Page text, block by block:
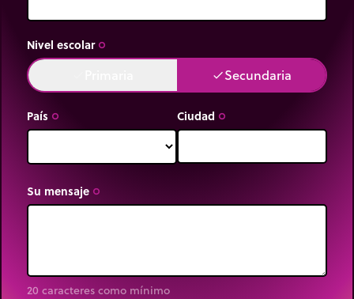
Nivel escolar trip_origin
doneSecundaria
País trip_origin Ciudad trip_origin
Su mensaje trip_origin
20 caracteres como mínimo